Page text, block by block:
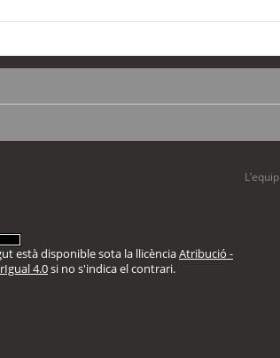
L’equip
està disponible sota la llicènciaAtribució -
4.0si no s'indica el contrari.